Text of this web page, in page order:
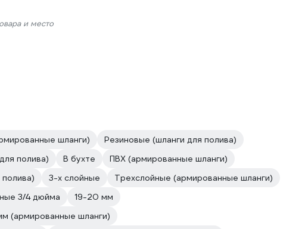
и место
шланги)
Резиновые (шланги для полива)
полива) В бухте
ПВХ (армированные шланги)
3-х слойные
Трехслойные (армированные шланги)
3/4 дюйма
19-20 мм
(армированные шланги)